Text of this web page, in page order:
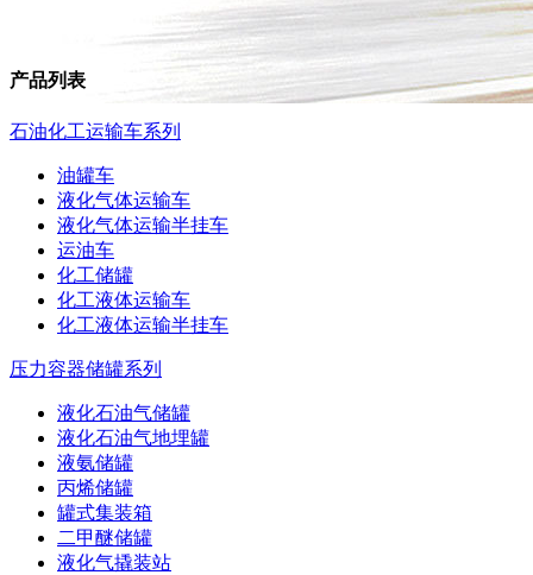
产品列表
石油化工运输车系列
油罐车
液化气体运输车
液化气体运输半挂车
运油车
化工储罐
化工液体运输车
化工液体运输半挂车
压力容器储罐系列
液化石油气储罐
液化石油气地埋罐
液氨储罐
丙烯储罐
罐式集装箱
二甲醚储罐
液化气撬装站